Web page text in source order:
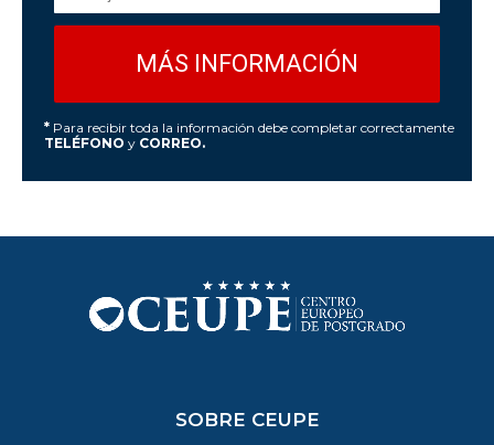
* Para recibir toda la información debe completar correctamente
TELÉFONO y CORREO.
SOBRE CEUPE